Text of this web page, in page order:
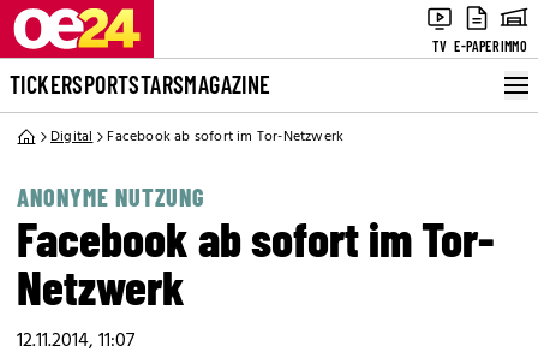
TV E-PAPERIMMO
TICKERSPORTSTARSMAGAZINE
Digital Facebook ab sofort im Tor-Netzwerk
ANONYME NUTZUNG
Facebook ab sofort im Tor-
Netzwerk
12.11.2014, 11:07